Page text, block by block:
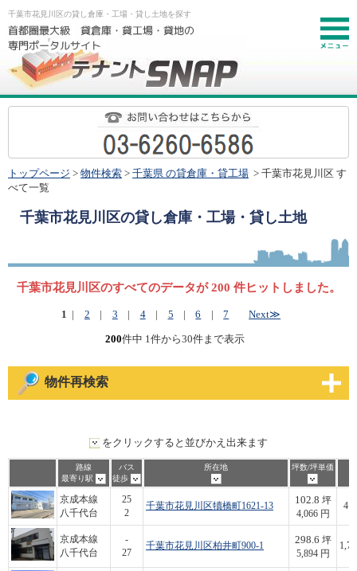
千葉市花見川区の貸し倉庫・工場・貸し土地を探す
トップページ > 物件検索 > 千葉県 の貸倉庫・貸工場 > 千葉市花見川区 す
べて一覧
千葉市花見川区の貸し倉庫・工場・貸し土地
千葉市花見川区のすべてのデータが 200 件ヒットしました。
1 2 3 4 5 6 7 Next≫
200件中 1件から30件まで表示
をクリックすると並びかえ出来ます
路線
最寄り駅
バス
徒歩
所在地 坪数/坪単価
京成本線
八千代台
25
2
千葉市花見川区犢橋町1621-13
102.8 坪
4,066 円
京成本線
八千代台
-
27
千葉市花見川区柏井町900-1
298.6 坪
5,894 円
物件再検索